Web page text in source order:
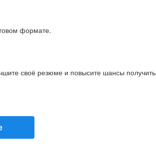
формате.
своё резюме и повысите шансы получить